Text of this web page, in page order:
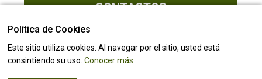
CONTACTOS
Valença ( Viana do Castelo )
42.039849,-8.6227379
(Ver mapa)
Política de Cookies
Este sitio utiliza cookies. Al navegar por el sitio, usted está
consintiendo su uso. Conocer más